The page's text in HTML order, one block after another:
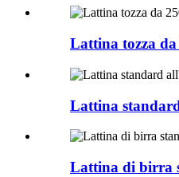
Lattina tozza
Lattina
Lattina di birra